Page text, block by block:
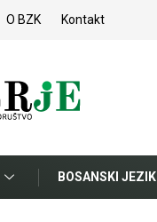
O BZK Kontakt
BOSANSKI JEZIK